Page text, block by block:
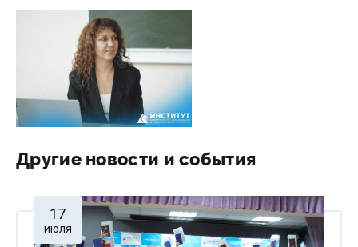
Другие новости и события
17
июля